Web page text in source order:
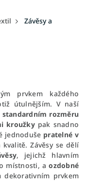
Závěsy a
prvkem každého
útulnějším. V naší
standardním rozměru
kroužkypak snadno
jednoduše pratelné v
Závěsy se dělí
, jejichž hlavním
místnosti, aozdobné
dekorativním prvkem